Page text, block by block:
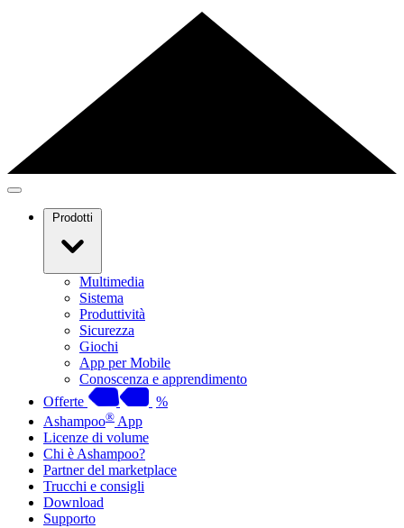
Prodotti
Multimedia
Sistema
Produttività
Sicurezza
Giochi
App per Mobile
Conoscenza e apprendimento
Offerte
%
Ashampoo® App
Licenze di volume
Chi è Ashampoo?
Partner del marketplace
Trucchi e consigli
Download
Supporto